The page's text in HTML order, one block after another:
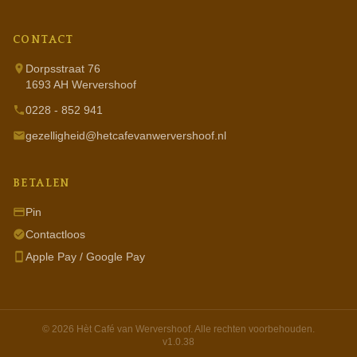
CONTACT
Dorpsstraat 76
1693 AH Wervershoof
0228 - 852 941
gezelligheid@hetcafevanwervershoof.nl
BETALEN
Pin
Contactloos
Apple Pay / Google Pay
© 2026 Hèt Café van Wervershoof. Alle rechten voorbehouden.
v1.0.38